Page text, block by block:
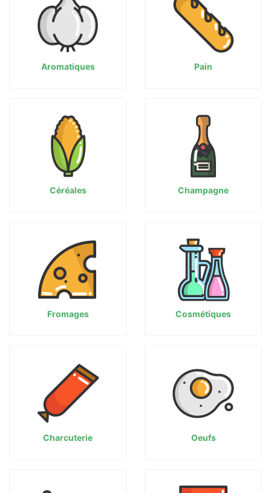
Aromatiques Pain
Céréales Champagne
Fromages Cosmétiques
Charcuterie Oeufs